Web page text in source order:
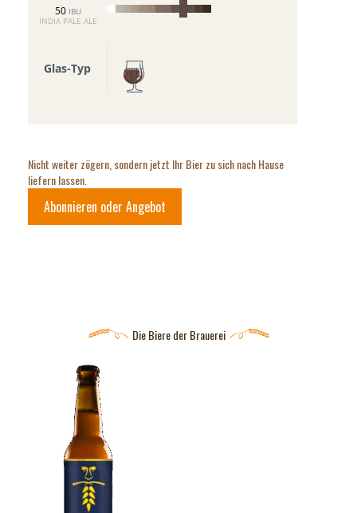
50 IBU
INDIA PALE ALE
Glas-Typ
Nicht weiter zögern, sondern jetzt Ihr Bier zu sich nach Hause
liefern lassen.
Abonnieren oder Angebot
Die Biere der Brauerei